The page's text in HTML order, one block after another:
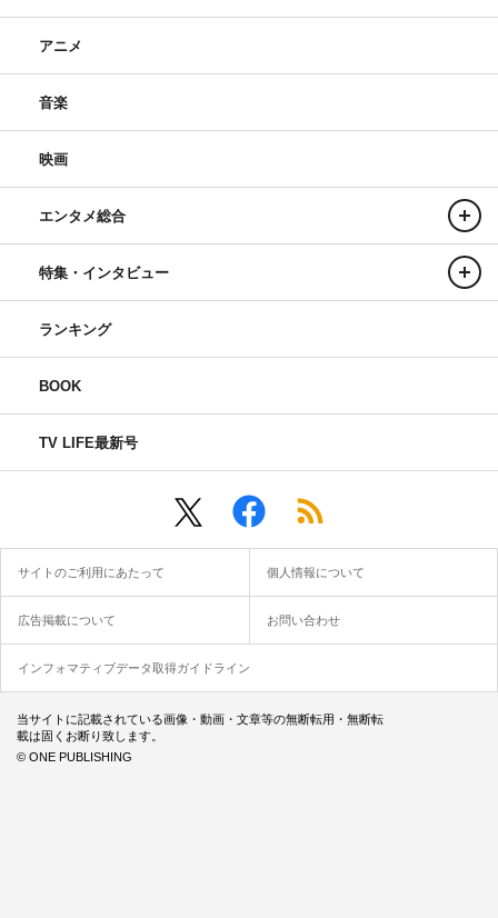
アニメ
音楽
映画
エンタメ総合
特集・インタビュー
ランキング
BOOK
TV LIFE最新号
サイトのご利用にあたって 個人情報について
広告掲載について お問い合わせ
インフォマティブデータ取得ガイドライン
当サイトに記載されている画像・動画・文章等の無断転用・無断転
載は固くお断り致します。
© ONE PUBLISHING